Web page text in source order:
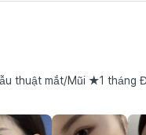
một tháng mình phẫu thuật lại mắt và mũi